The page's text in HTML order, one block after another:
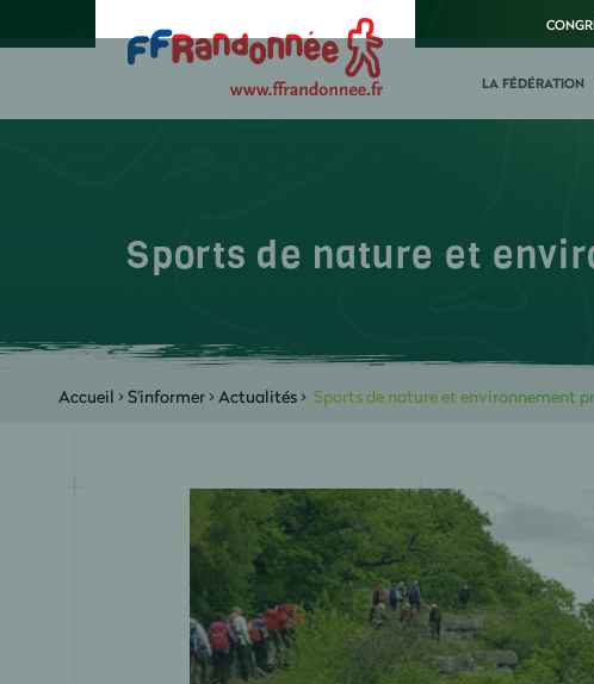
LA FÉDÉRATION
Sports de nature et
Accueil >S'informer>Actualités> Sports de nature et environnement